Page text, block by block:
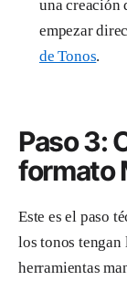
una creación
empezar
de Tonos.
Paso 3:
formato
Este es el paso
los tonos
herramientas